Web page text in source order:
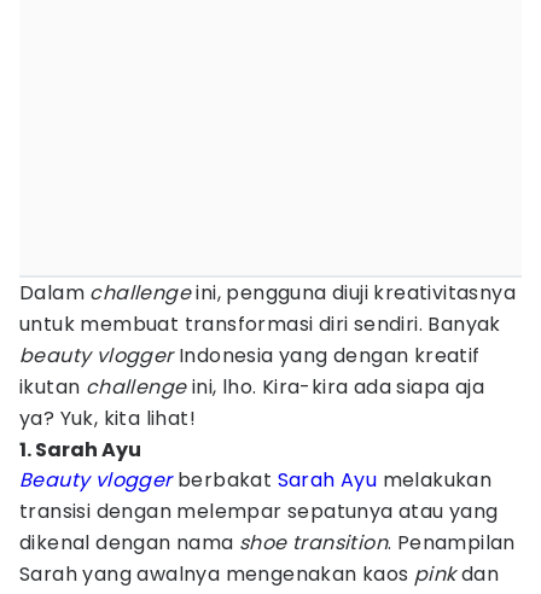
Dalam challengeini, pengguna diuji kreativitasnya
untuk membuat transformasi diri sendiri. Banyak
beauty vloggerIndonesia yang dengan kreatif
ikutan challengeini, lho. Kira-kira ada siapa aja
ya? Yuk, kita lihat!
1. Sarah Ayu
Beauty vloggerberbakat Sarah Ayu melakukan
transisi dengan melempar sepatunya atau yang
dikenal dengan nama shoe transition. Penampilan
Sarah yang awalnya mengenakan kaos pinkdan